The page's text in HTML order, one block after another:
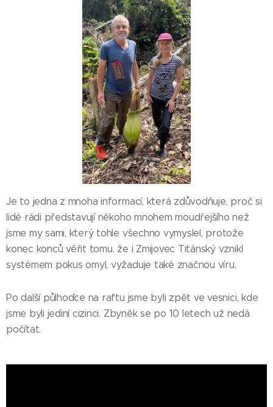
Je to jedna z mnoha informací, která zdůvodňuje, proč si
lidé rádi představují někoho mnohem moudřejšího než
jsme my sami, který tohle všechno vymyslel, protože
konec konců věřit tomu, že i Zmijovec Titánský vznikl
systémem pokus omyl, vyžaduje také značnou víru.
Po další půlhoďce na raftu jsme byli zpět ve vesnici, kde
jsme byli jediní cizinci. Zbyněk se po 10 letech už nedá
počítat.